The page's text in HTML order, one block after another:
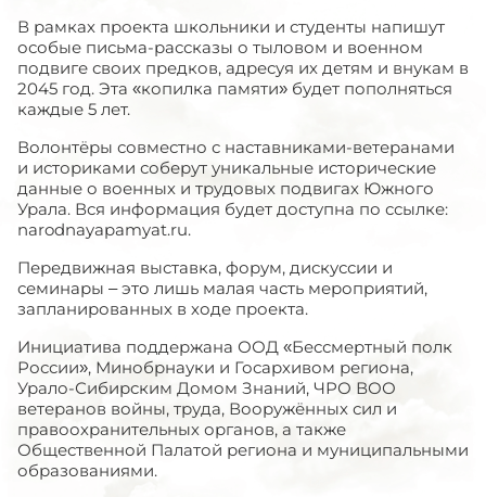
В рамках проекта школьники и студенты напишут
особые письма-рассказы о тыловом и военном
подвиге своих предков, адресуя их детям и внукам в
2045 год. Эта «копилка памяти» будет пополняться
каждые 5 лет.
Волонтёры совместно с наставниками-ветеранами
и историками соберут уникальные исторические
данные о военных и трудовых подвигах Южного
Урала. Вся информация будет доступна по ссылке:
narodnayapamyat.ru.
Передвижная выставка, форум, дискуссии и
семинары – это лишь малая часть мероприятий,
запланированных в ходе проекта.
Инициатива поддержана ООД «Бессмертный полк
России», Минобрнауки и Госархивом региона,
Урало-Сибирским Домом Знаний, ЧРО ВОО
ветеранов войны, труда, Вооружённых сил и
правоохранительных органов, а также
Общественной Палатой региона и муниципальными
образованиями.